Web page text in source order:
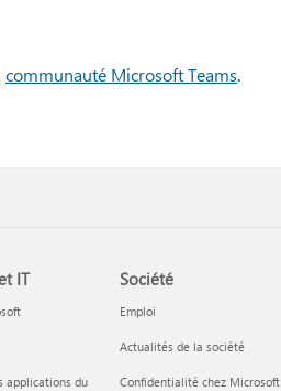
communauté Microsoft Teams.
IT
applications du
Société
Emploi
Actualités de la société
Confidentialité chez Microsoft